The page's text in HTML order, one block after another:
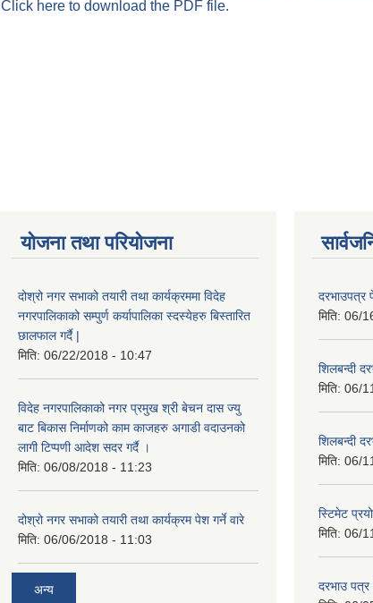
Click here to download the PDF file.
योजना तथा परियोजना
दोश्रो नगर सभाको तयारी तथा कार्यक्रममा विदेह
नगरपालिकाको सम्पुर्ण कर्यापालिका स्दस्येहरु बिस्तारित
छालफाल गर्दै |
मिति: 06/22/2018 - 10:47
विदेह नगरपालिकाको नगर प्रमुख श्री बेचन दास ज्यु
बाट बिकास निर्माणको काम काजहरु अगाडी वदाउनको
लागी टिप्पणी आदेश सदर गर्दै ।
मिति: 06/08/2018 - 11:23
दोश्रो नगर सभाको तयारी तथा कार्यक्रम पेश गर्ने वारे
मिति: 06/06/2018 - 11:03
अन्य
दरभाउपत्र
मिति: 06/
शिलबन्दी
मिति: 06/
शिलबन्दी
मिति: 06/
स्टिमेट
मिति: 06/
दरभाउ पत्र